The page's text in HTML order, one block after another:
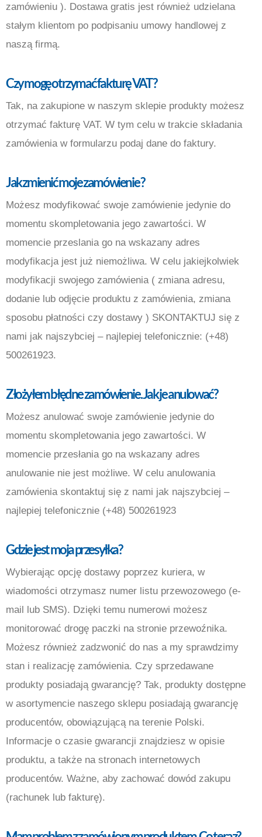
zamówieniu ). Dostawa gratis jest również udzielana
stałym klientom po podpisaniu umowy handlowej z
naszą firmą.
Czy mogę otrzymać fakturę VAT?
Tak, na zakupione w naszym sklepie produkty możesz
otrzymać fakturę VAT. W tym celu w trakcie składania
zamówienia w formularzu podaj dane do faktury.
Jak zmienić moje zamówienie?
Możesz modyfikować swoje zamówienie jedynie do
momentu skompletowania jego zawartości. W
momencie przeslania go na wskazany adres
modyfikacja jest już niemożliwa. W celu jakiejkolwiek
modyfikacji swojego zamówienia ( zmiana adresu,
dodanie lub odjęcie produktu z zamówienia, zmiana
sposobu płatności czy dostawy ) SKONTAKTUJ się z
nami jak najszybciej – najlepiej telefonicznie: (+48)
500261923.
Złożyłem błędne zamówienie. Jak je anulować?
Możesz anulować swoje zamówienie jedynie do
momentu skompletowania jego zawartości. W
momencie przesłania go na wskazany adres
anulowanie nie jest możliwe. W celu anulowania
zamówienia skontaktuj się z nami jak najszybciej –
najlepiej telefonicznie (+48) 500261923
Gdzie jest moja przesyłka?
Wybierając opcję dostawy poprzez kuriera, w
wiadomości otrzymasz numer listu przewozowego (e-
mail lub SMS). Dzięki temu numerowi możesz
monitorować drogę paczki na stronie przewoźnika.
Możesz również zadzwonić do nas a my sprawdzimy
stan i realizację zamówienia. Czy sprzedawane
produkty posiadają gwarancję? Tak, produkty dostępne
w asortymencie naszego sklepu posiadają gwarancję
producentów, obowiązującą na terenie Polski.
Informacje o czasie gwarancji znajdziesz w opisie
produktu, a także na stronach internetowych
producentów. Ważne, aby zachować dowód zakupu
(rachunek lub fakturę).